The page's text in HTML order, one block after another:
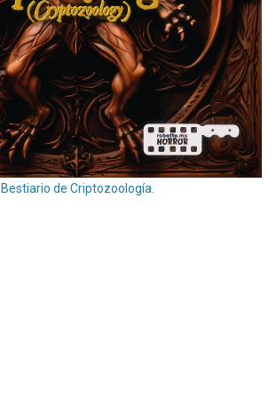
Bestiario de Criptozoología.